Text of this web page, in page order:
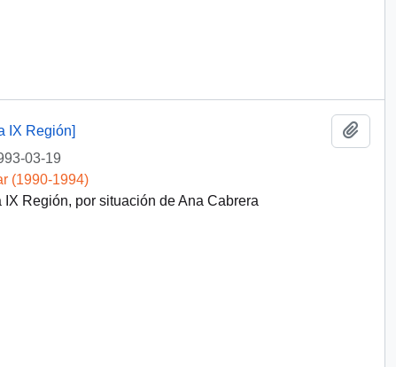
IX Región]
03-19
(1990-1994)
Región, por situación de Ana Cabrera